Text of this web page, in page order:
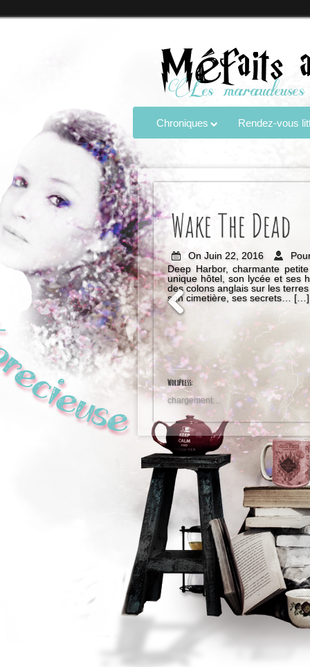
Chroniques Rendez-vous
Wake The Dead
On Juin 22, 2016
Deep Harbor, charmante
unique hôtel, son lycée et ses
des colons anglais sur les
son cimetière, ses secrets… […]
WordPress:
chargement…